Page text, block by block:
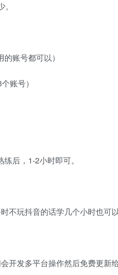
账号都可以）
账号）
后，1-2小时即可。
不玩抖音的话学几个小时也可以
开发多平台操作然后免费更新给